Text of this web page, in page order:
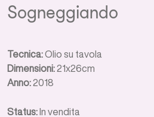
Sogneggiando
Tecnica:Olio su tavola
Dimensioni: 21x26cm
Anno: 2018
Status: In vendita